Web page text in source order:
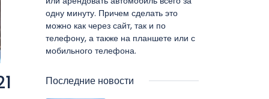
одну минуту. Причем сделать это
можно как через сайт, так и по
телефону, а также на планшете или с
мобильного телефона.
Последние новости